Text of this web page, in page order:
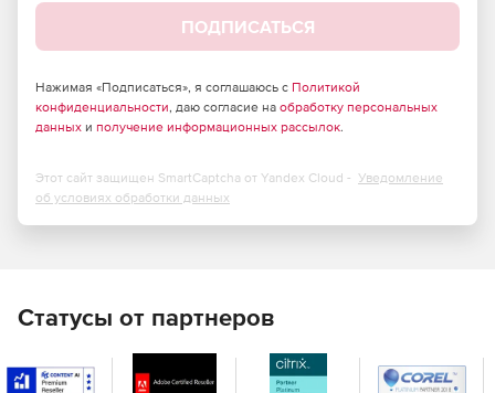
Большие возможности по установке и тонкой
настройке в зависимости от потребностей компании.
Высокая скорость сканирования при минимальной
нагрузке на операционную систему, что позволяет
Встроенный антиспам, не требующий обучения
(действует с момента установки), который
спискам, что позволяет как исключать из проверки
определенные адреса, так и увеличивать ее
ПОДПИСАТЬСЯ
Нажимая «Подписаться», я соглашаюсь с Политикой
конфиденциальности, даю согласие на обработку персональных
данных и получение информационных рассылок.
Этот сайт защищен SmartCaptcha от Yandex Cloud - Уведомление
об условиях обработки данных
Статусы от партнеров